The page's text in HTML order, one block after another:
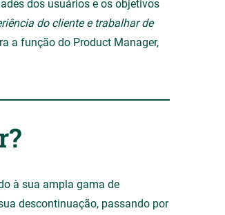
dos usuários e os objetivos
do cliente e trabalhar de
a função do Product Manager,
à sua ampla gama de
descontinuação, passando por